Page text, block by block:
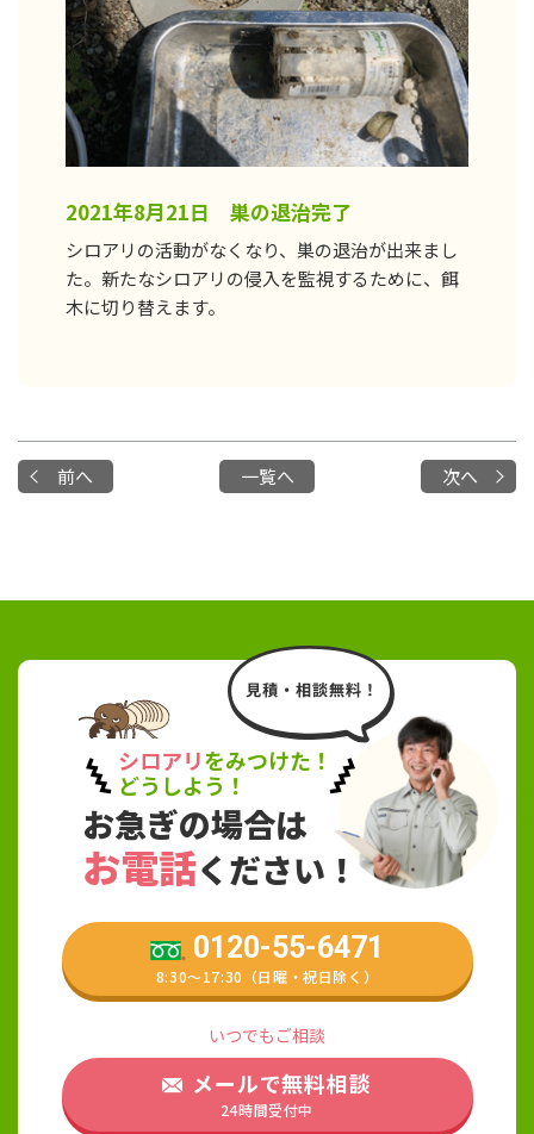
2021年8月21日 巣の退治完了
シロアリの活動がなくなり、巣の退治が出来まし
た。新たなシロアリの侵入を監視するために、餌
木に切り替えます。
前へ 一覧へ 次へ
シロアリをみつけた！
どうしよう！
お急ぎの場合は
お電話ください！
0120-55-6471
8:30〜17:30（日曜・祝日除く）
いつでもご相談
メールで無料相談
24時間受付中